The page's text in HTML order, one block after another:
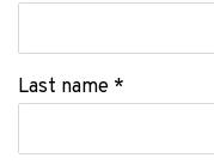
Last name *